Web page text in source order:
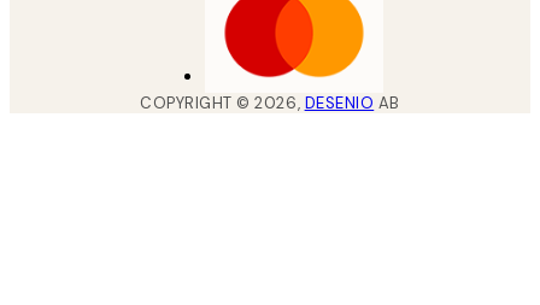
COPYRIGHT ©2026, DESENIO AB